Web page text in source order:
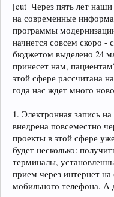
[cut=Через пять лет
на современные
программы
начнется совсем скоро -
бюджетом выделено 24
принесет нам,
этой сфере рассчитана
года нас ждет много
1. Электронная запись
внедрена повсеместно
проекты в этой сфере
будет несколько:
терминалы,
прием через интернет на
мобильного телефона.